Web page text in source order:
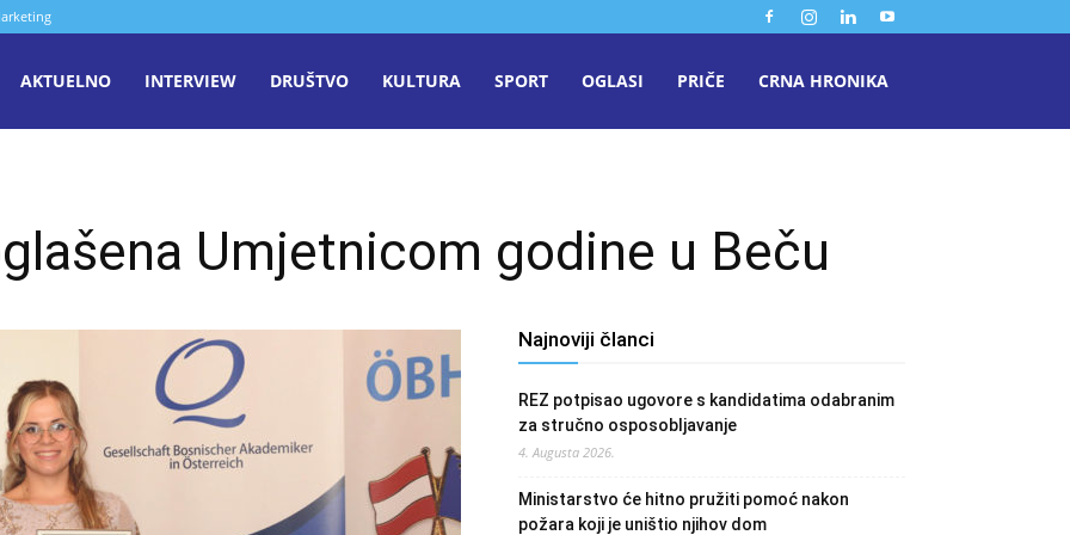
AKTUELNO INTERVIEW DRUŠTVO KULTURA SPORT OGLASI PRIČE CRNA HRONIKA
Umjetnicom godine u Beču
Najnoviji članci
REZ potpisao ugovore s kandidatima odabranim
za stručno osposobljavanje
4. Augusta 2026.
Ministarstvo će hitno pružiti pomoć nakon
požara koji je uništio njihov dom